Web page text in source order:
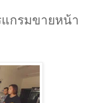
แกรมขายหน้า